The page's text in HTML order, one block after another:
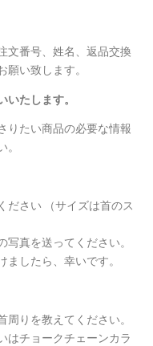
文番号、姓名、返品交換
い致します。
いたします。
りたい商品の必要な情報
ださい （サイズは首のス
真を送ってください。
したら、幸いです。
りを教えてください。
はチョークチェーンカラ